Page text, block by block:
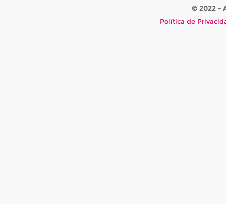
© 2022 -
Política de